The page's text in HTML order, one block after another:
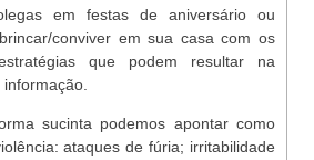
em festas de aniversário ou
conviver em sua casa com os
que podem resultar na
sucinta podemos apontar como
ataques de fúria; irritabilidade